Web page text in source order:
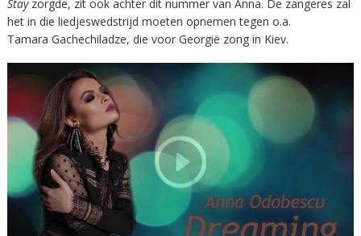
Stayzorgde, zit ook achter dit nummer van Anna. De zangeres zal
het in die liedjeswedstrijd moeten opnemen tegen o.a.
Tamara Gachechiladze, die voor Georgië zong in Kiev.